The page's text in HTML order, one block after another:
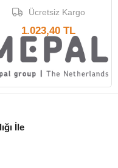
Ücretsiz Kargo
1.023,40 TL
İle